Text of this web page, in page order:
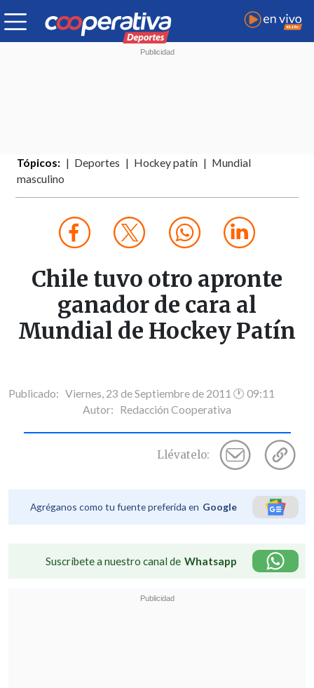
Tópicos: Deportes Hockey patín
Mundial
masculino
Chile tuvo otro apronte
ganador de cara al
Mundial de Hockey Patín
Publicado: Viernes, 23 de Septiembre de 2011 🕐 09:11
Autor: Redacción Cooperativa
Llévatelo:
Agréganos como tu fuente preferida en Google
Suscríbete a nuestro canal de Whatsapp